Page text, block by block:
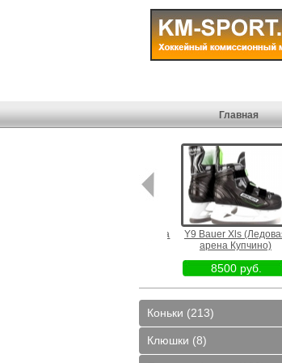
Главная
Y9 Bauer Xls (Ледовая
арена Купчино)
8500 руб.
Коньки (213)
Клюшки (8)